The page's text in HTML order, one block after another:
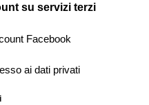
su servizi terzi
Facebook
ai dati privati